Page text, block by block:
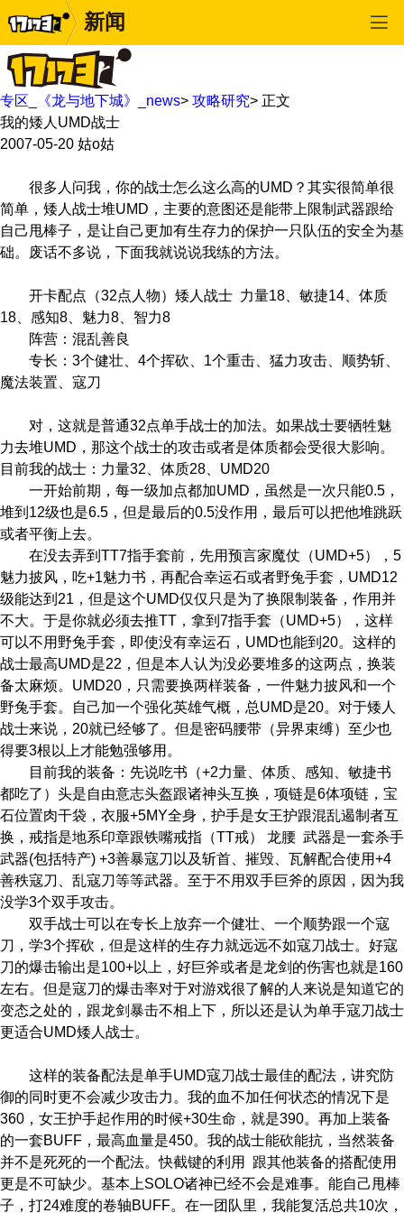
新闻
专区_《龙与地下城》_news> 攻略研究> 正文
我的矮人UMD战士
2007-05-20 姑o姑
很多人问我，你的战士怎么这么高的UMD？其实很简单很
简单，矮人战士堆UMD，主要的意图还是能带上限制武器跟给
自己甩棒子，是让自己更加有生存力的保护一只队伍的安全为基
础。废话不多说，下面我就说说我练的方法。
开卡配点（32点人物）矮人战士 力量18、敏捷14、体质
18、感知8、魅力8、智力8
阵营：混乱善良
专长：3个健壮、4个挥砍、1个重击、猛力攻击、顺势斩、
魔法装置、寇刀
对，这就是普通32点单手战士的加法。如果战士要牺牲魅
力去堆UMD，那这个战士的攻击或者是体质都会受很大影响。
目前我的战士：力量32、体质28、UMD20
一开始前期，每一级加点都加UMD，虽然是一次只能0.5，
堆到12级也是6.5，但是最后的0.5没作用，最后可以把他堆跳跃
或者平衡上去。
在没去弄到TT7指手套前，先用预言家魔仗（UMD+5），5
魅力披风，吃+1魅力书，再配合幸运石或者野兔手套，UMD12
级能达到21，但是这个UMD仅仅只是为了换限制装备，作用并
不大。于是你就必须去推TT，拿到7指手套（UMD+5），这样
可以不用野兔手套，即使没有幸运石，UMD也能到20。这样的
战士最高UMD是22，但是本人认为没必要堆多的这两点，换装
备太麻烦。UMD20，只需要换两样装备，一件魅力披风和一个
野兔手套。自己加一个强化英雄气概，总UMD是20。对于矮人
战士来说，20就已经够了。但是密码腰带（异界束缚）至少也
得要3根以上才能勉强够用。
目前我的装备：先说吃书（+2力量、体质、感知、敏捷书
都吃了）头是自由意志头盔跟诸神头互换，项链是6体项链，宝
石位置肉干袋，衣服+5MY全身，护手是女王护跟混乱遏制者互
换，戒指是地系印章跟铁嘴戒指（TT戒） 龙腰 武器是一套杀手
武器(包括特产) +3善暴寇刀以及斩首、摧毁、瓦解配合使用+4
善秩寇刀、乱寇刀等等武器。至于不用双手巨斧的原因，因为我
没学3个双手攻击。
双手战士可以在专长上放弃一个健壮、一个顺势跟一个寇
刀，学3个挥砍，但是这样的生存力就远远不如寇刀战士。好寇
刀的爆击输出是100+以上，好巨斧或者是龙剑的伤害也就是160
左右。但是寇刀的爆击率对于对游戏很了解的人来说是知道它的
变态之处的，跟龙剑暴击不相上下，所以还是认为单手寇刀战士
更适合UMD矮人战士。
这样的装备配法是单手UMD寇刀战士最佳的配法，讲究防
御的同时更不会减少攻击力。我的血不加任何状态的情况下是
360，女王护手起作用的时候+30生命，就是390。再加上装备
的一套BUFF，最高血量是450。我的战士能砍能抗，当然装备
并不是死死的一个配法。快截键的利用 跟其他装备的搭配使用
更是不可缺少。基本上SOLO诸神已经不会是难事。能自己甩棒
子，打24难度的卷轴BUFF。在一团队里，我能复活总共10次，